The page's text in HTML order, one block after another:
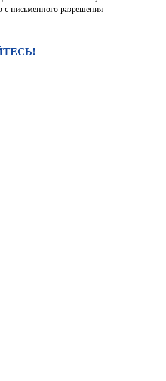
с письменного разрешения